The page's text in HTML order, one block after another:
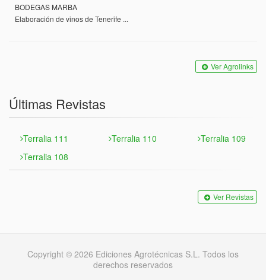
BODEGAS MARBA
Elaboración de vinos de Tenerife ...
Ver Agrolinks
Últimas Revistas
Terralia 111 Terralia 110
Terralia 109
Terralia 108
Ver Revistas
Copyright © 2026 Ediciones Agrotécnicas S.L. Todos los
derechos reservados